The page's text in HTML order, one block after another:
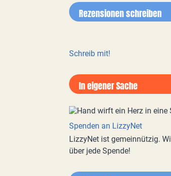
Rezensionen schreiben
Schreib mit!
In eigener Sache
Spenden an LizzyNet
LizzyNet ist gemeinnützig.
über jede Spende!